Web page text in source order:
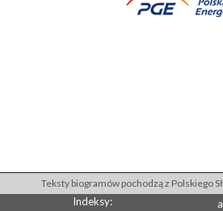
Teksty biogramów pochodzą z Polskiego
Indeksy: